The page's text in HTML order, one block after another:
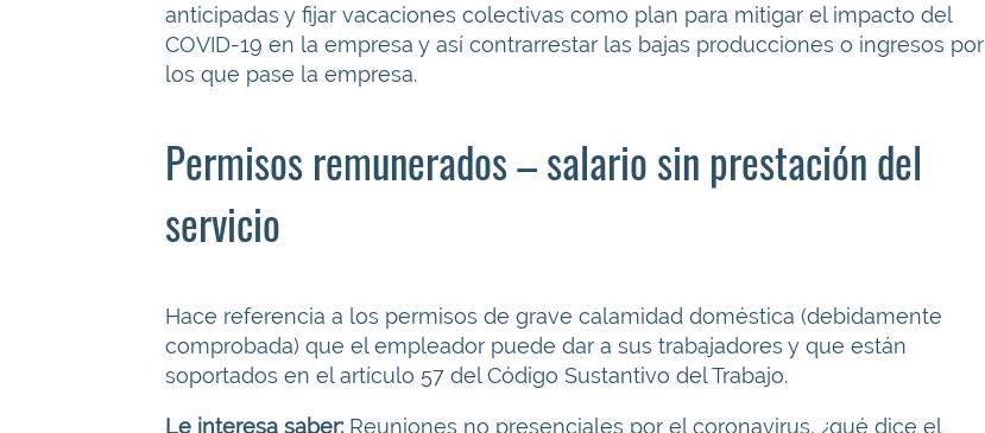
anticipadas y fijar vacaciones colectivas como plan para mitigar el impacto del
COVID-19 en la empresa y así contrarrestar las bajas producciones o ingresos por
los que pase la empresa.
​Permisos remunerados – salario sin prestación del
servicio
Hace referencia a los permisos de grave calamidad doméstica (debidamente
comprobada) que el empleador puede dar a sus trabajadores y que están
soportados en el artículo 57 del Código Sustantivo del Trabajo.
Le interesa saber: Reuniones no presenciales por el coronavirus, ¿qué dice el